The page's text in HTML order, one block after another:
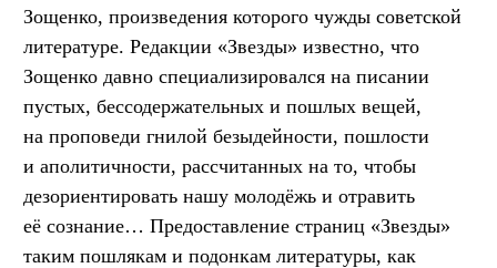
Зощенко, произведения которого чужды советской
литературе. Редакции «Звезды» известно, что
Зощенко давно специализировался на писании
пустых, бессодержательных и пошлых вещей,
на проповеди гнилой безыдейности, пошлости
и аполитичности, рассчитанных на то, чтобы
дезориентировать нашу молодёжь и отравить
её сознание… Предоставление страниц «Звезды»
таким пошлякам и подонкам литературы, как